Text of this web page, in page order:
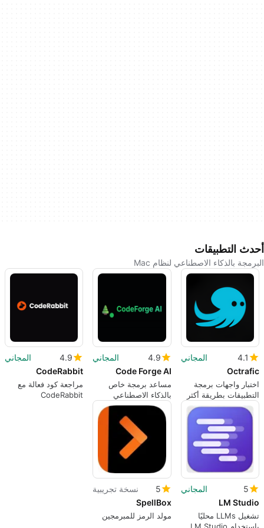
أحدث التطبيقات
البرمجة بالذكاء الاصطناعي لنظام Mac
4.1
المجاني
Octrafic
اختبار واجهات برمجة
التطبيقات بطريقة أكثر
ذكاءً
4.9
المجاني
Code Forge AI
مساعد برمجة خاص
بالذكاء الاصطناعي
مجاني
4.9
المجاني
CodeRabbit
مراجعة كود فعالة مع
CodeRabbit
5
المجاني
LM Studio
تشغيل LLMs محليًا
5
نسخة تجريبية
SpellBox
مولد الرمز للمبرمجين